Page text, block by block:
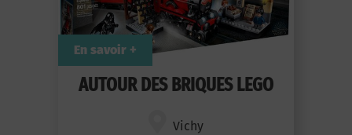
AUTOUR DES BRIQUES LEGO
Vichy
En savoir +